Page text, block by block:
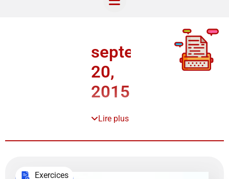
septembre
20,
2015
Lire plus
Exercices